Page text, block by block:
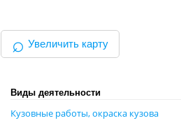
⌕ Увеличить карту
Виды деятельности
Кузовные работы, окраска кузова